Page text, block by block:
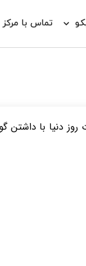
تماس با مرکز